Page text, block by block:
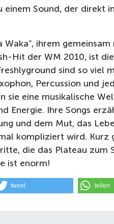
einem Sound, der direkt
Waka“, ihrem
Hit der WM 2010, ist
sind so viel
Percussion und
sie eine musikalische
Energie. Ihre Songs
und dem Mut, das
kompliziert wird. Kurz
die das Plateau zum
ist enorm!
tweet teilen